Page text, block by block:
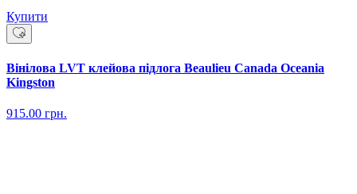
Купити
Вінілова LVT клейова підлога Beaulieu Canada Oceania
Kingston
915.00 грн.